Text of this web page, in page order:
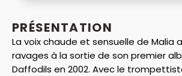
PRÉSENTATION
La voix chaude et sensuelle de Malia
ravages à la sortie de son premier
Daffodils en 2002. Avec le